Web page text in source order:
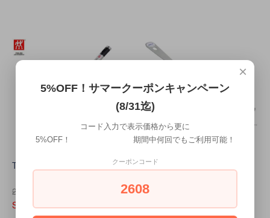
TWIN Cuisine レードル(小)
2,200円(税込2,420円)
SALE価格770円(税込847円)
パスタフォーク
1,800円(税込1,980円)
×
5%OFF！サマークーポンキャンペーン
(8/31迄)
コード入力で表示価格から更に
5%OFF！ 期間中何回でもご利用可能！
クーポンコード
2608